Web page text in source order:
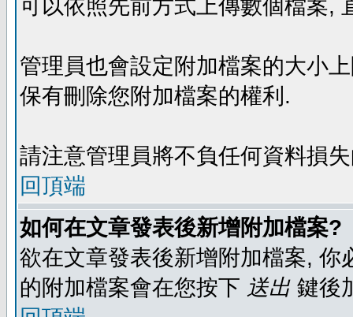
可以依照先前方式上傳數個檔案,
管理員也會設定附加檔案的大小
保有刪除您附加檔案的權利.
請注意管理員將不負任何資料損
回頂端
如何在文章發表後新增附加檔案?
欲在文章發表後新增附加檔案,
的附加檔案會在您按下 送出 鍵後